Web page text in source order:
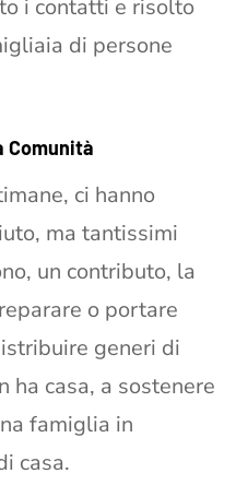
i contatti e risolto
di persone
Comunità
ci hanno
ma tantissimi
un contributo, la
o portare
generi di
ha casa, a sostenere
famiglia in
casa.